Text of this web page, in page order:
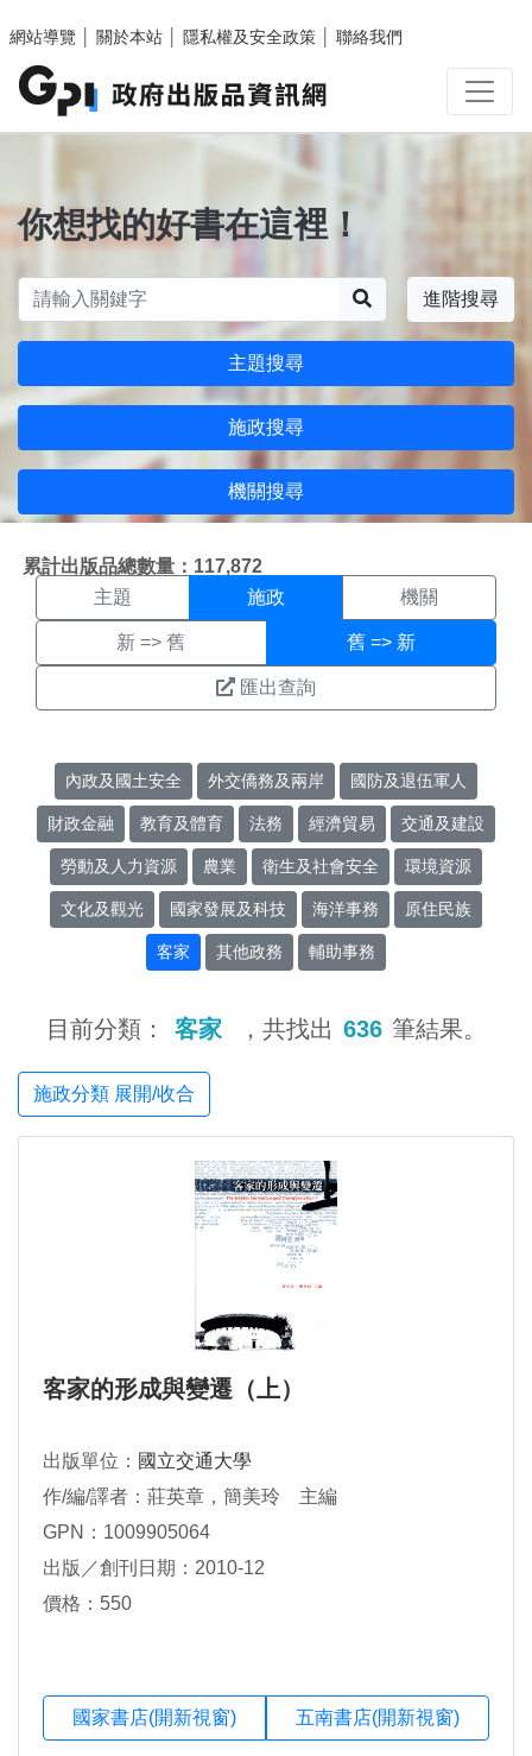
網站導覽
關於本站 隱私權及安全政策 聯絡我們
你想找的好書在這裡！
進階搜尋
主題搜尋
施政搜尋
機關搜尋
累計出版品總數量：117,872
施政搜尋結果頁面
主題 施政 機關
新 => 舊 舊 => 新
匯出查詢
內政及國土安全 外交僑務及兩岸 國防及退伍軍人
財政金融 教育及體育 法務 經濟貿易 交通及建設
勞動及人力資源 農業 衛生及社會安全 環境資源
文化及觀光 國家發展及科技 海洋事務 原住民族
客家 其他政務 輔助事務
目前分類： 客家 ，共找出 636 筆結果。
施政分類 展開/收合
客家的形成與變遷（上）
出版單位： 國立交通大學
作/編/譯者：莊英章，簡美玲 主編
GPN：1009905064
出版／創刊日期：2010-12
價格：550
國家書店(開新視窗) 五南書店(開新視窗)